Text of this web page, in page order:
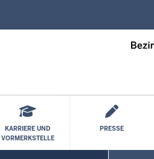
KARRIERE UND
VORMERKSTELLE
PRESSE